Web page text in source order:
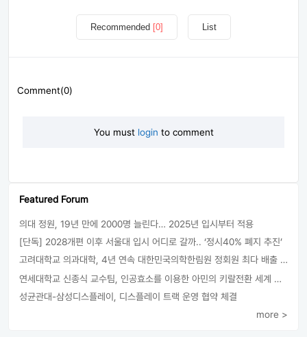
Recommended [0] List
Comment(0)
You must login to comment
Featured Forum
의대 정원, 19년 만에 2000명 늘린다… 2025년 입시부터 적용
[단독] 2028개편 이후 서울대 입시 어디로 갈까.. ‘정시40% 폐지 추진’
고려대학교 의과대학, 4년 연속 대한민국의학한림원 정회원 최다 배출 外
연세대학교 신종식 교수팀, 인공효소를 이용한 아민의 키랄전환 세계 최초로 성공
성균관대-삼성디스플레이, 디스플레이 트랙 운영 협약 체결
more >